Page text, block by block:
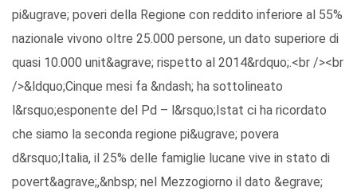
pi&ugrave; poveri della Regione con reddito inferiore al 55%
nazionale vivono oltre 25.000 persone, un dato superiore di
quasi 10.000 unit&agrave; rispetto al 2014&rdquo;.<br /><br
/>&ldquo;Cinque mesi fa &ndash; ha sottolineato
l&rsquo;esponente del Pd – l&rsquo;Istat ci ha ricordato
che siamo la seconda regione pi&ugrave; povera
d&rsquo;Italia, il 25% delle famiglie lucane vive in stato di
povert&agrave;,&nbsp; nel Mezzogiorno il dato &egrave;